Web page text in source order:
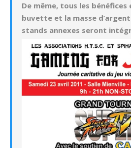
De même, tous les bénéfices
buvette et la masse
stands annexes seront